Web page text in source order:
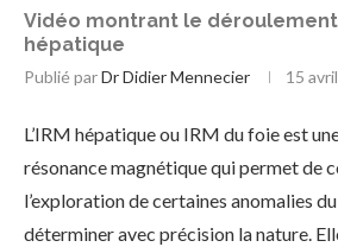
Vidéo montrant le déroulement
hépatique
Publié parDr Didier Mennecier 15
L’IRM hépatique ou IRM du foie est
résonance magnétique qui permet de
l’exploration de certaines anomalies
déterminer avec précision la nature.